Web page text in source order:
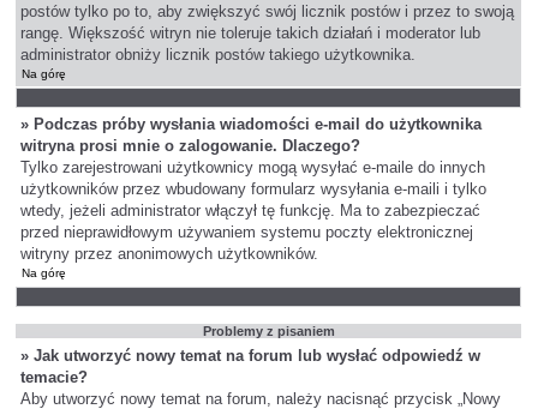
postów tylko po to, aby zwiększyć swój licznik postów i przez to swoją
rangę. Większość witryn nie toleruje takich działań i moderator lub
administrator obniży licznik postów takiego użytkownika.
Na górę
» Podczas próby wysłania wiadomości e-mail do użytkownika
witryna prosi mnie o zalogowanie. Dlaczego?
Tylko zarejestrowani użytkownicy mogą wysyłać e-maile do innych
użytkowników przez wbudowany formularz wysyłania e-maili i tylko
wtedy, jeżeli administrator włączył tę funkcję. Ma to zabezpieczać
przed nieprawidłowym używaniem systemu poczty elektronicznej
witryny przez anonimowych użytkowników.
Na górę
Problemy z pisaniem
» Jak utworzyć nowy temat na forum lub wysłać odpowiedź w
temacie?
Aby utworzyć nowy temat na forum, należy nacisnąć przycisk „Nowy